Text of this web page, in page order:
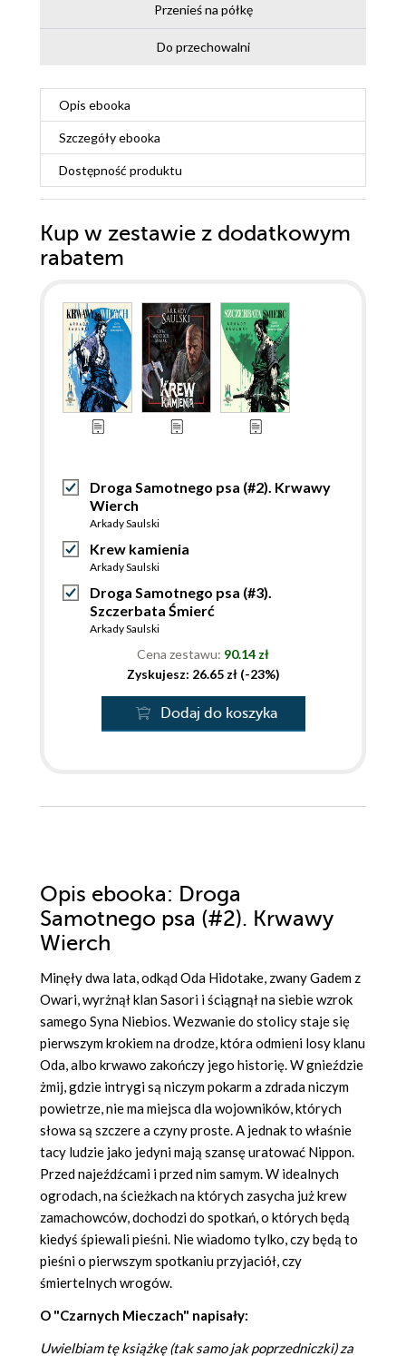
Przenieś na półkę
Do przechowalni
Opis ebooka
Szczegółyebooka
Dostępność produktu
Kup w zestawie z dodatkowym
rabatem
Droga Samotnego psa (#2). Krwawy
Wierch
Arkady Saulski
Krew kamienia
Arkady Saulski
Droga Samotnego psa (#3).
Szczerbata Śmierć
Arkady Saulski
Cena zestawu: 90.14 zł
Zyskujesz: 26.65 zł (-23%)
Dodaj do koszyka
Opis ebooka: Droga
Samotnego psa (#2). Krwawy
Wierch
Minęły dwa lata, odkąd Oda Hidotake, zwany Gadem z
Owari, wyrżnął klan Sasori i ściągnął na siebie wzrok
samego Syna Niebios. Wezwanie do stolicy staje się
pierwszym krokiem na drodze, która odmieni losy klanu
Oda, albo krwawo zakończy jego historię. W gnieździe
żmij, gdzie intrygi są niczym pokarm a zdrada niczym
powietrze, nie ma miejsca dla wojowników, których
słowa są szczere a czyny proste. A jednak to właśnie
tacy ludzie jako jedyni mają szansę uratować Nippon.
Przed najeźdźcami i przed nim samym. W idealnych
ogrodach, na ścieżkach na których zasycha już krew
zamachowców, dochodzi do spotkań, o których będą
kiedyś śpiewali pieśni. Nie wiadomo tylko, czy będą to
pieśni o pierwszym spotkaniu przyjaciół, czy
śmiertelnych wrogów.
O "Czarnych Mieczach" napisały:
Uwielbiam tę książkę (tak samo jak poprzedniczki) za